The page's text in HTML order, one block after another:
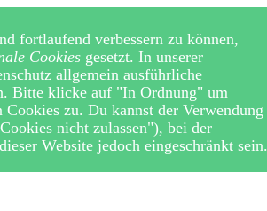
fortlaufend verbessern zu können,
Cookiesgesetzt. In unserer
allgemein ausführliche
Bitte klicke auf "In Ordnung" um
zu. Du kannst der Verwendung
nicht zulassen"), bei der
Website jedoch eingeschränkt sein.